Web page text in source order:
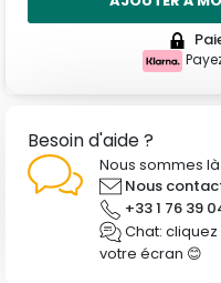
Besoin d'aide ?
Nous sommes
Nous
+33 1 76 39
Chat:
votre écran 😊